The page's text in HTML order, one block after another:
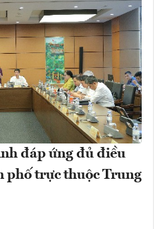
đáp ứng đủ điều
phố trực thuộc Trung